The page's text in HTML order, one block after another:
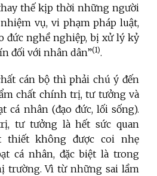
thế kịp thời những người
vụ, vi phạm pháp luật,
đức nghề nghiệp, bị xử lý kỷ
đối với nhân dân”(1).
cán bộ thì phải chú ý đến
chất chính trị, tư tưởng và
cá nhân (đạo đức, lối sống).
tư tưởng là hết sức quan
thiết không được coi nhẹ
cá nhân, đặc biệt là trong
trường. Vì từ những sai lầm